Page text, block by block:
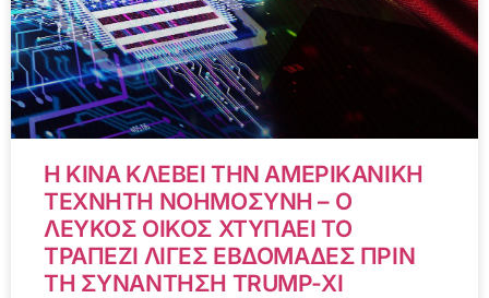
Η ΚΙΝΑ ΚΛΕΒΕΙ ΤΗΝ ΑΜΕΡΙΚΑΝΙΚΗ
ΤΕΧΝΗΤΗ ΝΟΗΜΟΣΥΝΗ – Ο
ΛΕΥΚΟΣ ΟΙΚΟΣ ΧΤΥΠΑΕΙ ΤΟ
ΤΡΑΠΕΖΙ ΛΙΓΕΣ ΕΒΔΟΜΑΔΕΣ ΠΡΙΝ
ΤΗ ΣΥΝΑΝΤΗΣΗ TRUMP-XI